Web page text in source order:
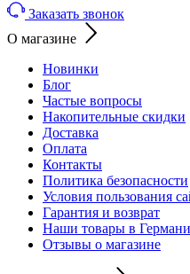
Заказать звонок
О магазине
Новинки
Блог
Частые вопросы
Накопительные скидки
Доставка
Оплата
Контакты
Политика безопасности
Условия пользования
Гарантия и возврат
Наши товары в
Отзывы о магазине